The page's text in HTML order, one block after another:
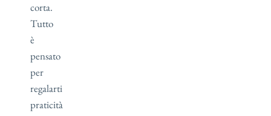
corta.
Tutto
è
pensato
per
regalarti
praticità